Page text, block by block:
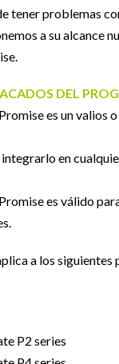
tener problemas
a su alcance
DEL
es un valios
en
es válido
a los siguientes
P2 series